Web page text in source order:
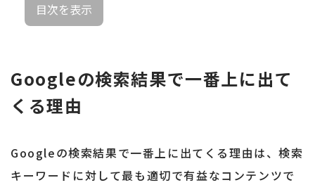
目次を表示
Googleの検索結果で一番上に出て
くる理由
Googleの検索結果で一番上に出てくる理由は、検索
キーワードに対して最も適切で有益なコンテンツで